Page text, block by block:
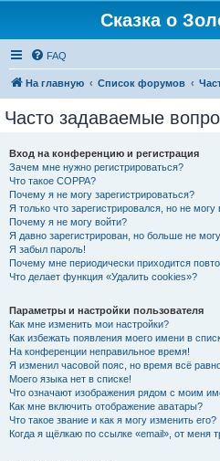
Сказка о
FAQ
На главную Список форумов
Часто задаваемые
Вход на конференцию и регистрация
Зачем мне нужно регистрироваться?
Что такое COPPA?
Почему я не могу зарегистрироваться?
Я только что зарегистрировался, но не могу
Почему я не могу войти?
Я давно зарегистрирован, но больше не
Я забыл пароль!
Почему мне периодически приходится
Что делает функция «Удалить cookies»?
Параметры и настройки пользователя
Как мне изменить мои настройки?
Как избежать появления моего имени в
На конференции неправильное время!
Я изменил часовой пояс, но время всё
Моего языка нет в списке!
Что означают изображения рядом с моим
Как мне включить отображение аватары?
Что такое звание и как я могу изменить его?
Когда я щёлкаю по ссылке «email», от меня